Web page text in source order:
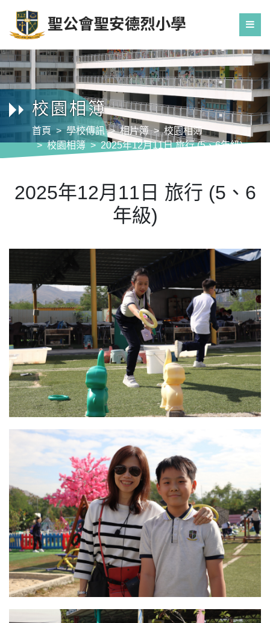
校園相簿
首頁 學校傳訊 相片簿
校園相簿
校園相簿
2025年12月11日 旅行 (5、6年級)
2025年12月11日 旅行 (5、6
年級)